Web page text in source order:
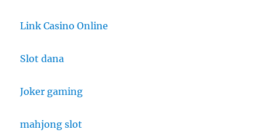
Link Casino Online
Slot dana
Joker gaming
mahjong slot